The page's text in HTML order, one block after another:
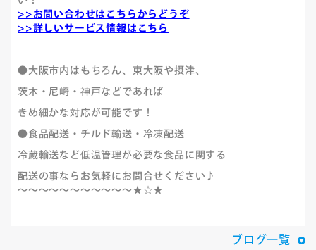
>>お問い合わせはこちらからどうぞ
>>詳しいサービス情報はこちら
●大阪市内はもちろん、東大阪や摂津、
茨木・尼崎・神戸などであれば
きめ細かな対応が可能です！
●食品配送・チルド輸送・冷凍配送
冷蔵輸送など低温管理が必要な食品に関する
配送の事ならお気軽にお問合せください♪
～～～～～～～～～～～★☆★
ブログ一覧